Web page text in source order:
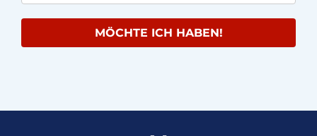
MÖCHTE ICH HABEN!